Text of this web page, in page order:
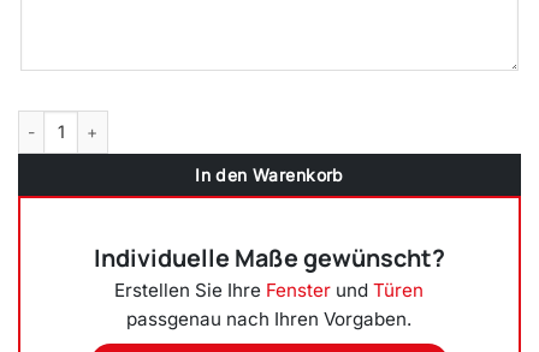
Stulpfenster Bergkiefer beidseitig 2 flg. D/DK Kunststofffenster mit
In den Warenkorb
Individuelle Maße gewünscht?
Erstellen Sie Ihre Fenster undTüren
passgenau nach Ihren Vorgaben.